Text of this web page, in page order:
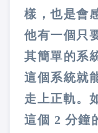
樣，也是會
他有一個只
其簡單的系
這個系統就
走上正軌。
這個 2 分鐘